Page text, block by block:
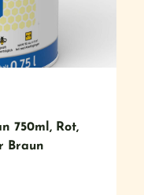
750ml, Rot,
Braun